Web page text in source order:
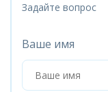
Задайте вопрос
Ваше имя